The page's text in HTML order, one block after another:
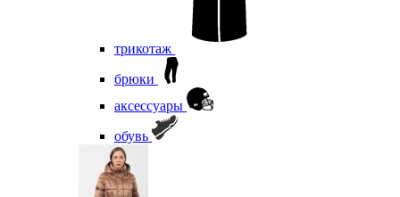
трикотаж
брюки
аксессуары
обувь